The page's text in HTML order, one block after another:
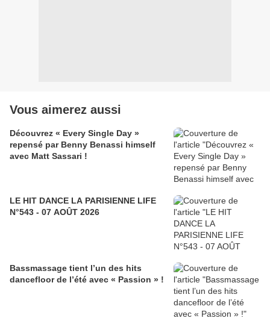
Vous aimerez aussi
Découvrez « Every Single Day »
repensé par Benny Benassi himself
avec Matt Sassari !
LE HIT DANCE LA PARISIENNE LIFE
N°543 - 07 AOÛT 2026
Bassmassage tient l’un des hits
dancefloor de l’été avec « Passion » !